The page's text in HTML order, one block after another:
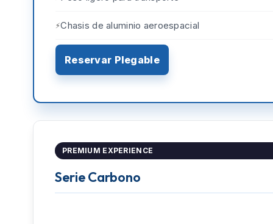
Chasis de aluminio aeroespacial
Reservar Plegable
PREMIUM EXPERIENCE
Serie Carbono